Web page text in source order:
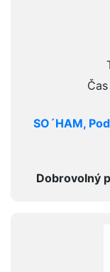
SO´HAM,
Dobrovolný